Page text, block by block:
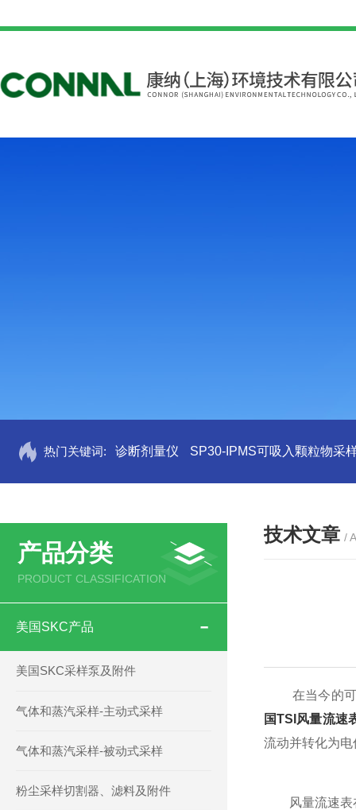
热门关键词: 诊断剂量仪 SP30-IPMS可吸入颗粒物采
产品分类
PRODUCT CLASSIFICATION
美国SKC产品
美国SKC采样泵及附件
气体和蒸汽采样-主动式采样
气体和蒸汽采样-被动式采样
粉尘采样切割器、滤料及附件
技术文章 /
在当今的可再
国TSI风量流速
流动并转化为
风量流速表